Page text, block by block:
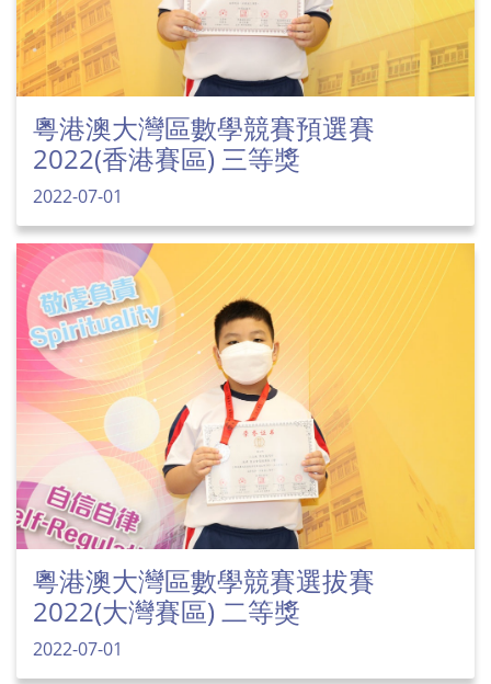
粵港澳大灣區數學競賽預選賽
2022(香港賽區) 三等獎
2022-07-01
粵港澳大灣區數學競賽選拔賽
2022(大灣賽區) 二等獎
2022-07-01